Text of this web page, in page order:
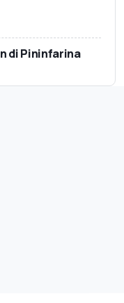
di Pininfarina